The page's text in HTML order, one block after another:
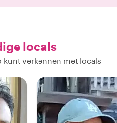
locals
kunt verkennen met locals